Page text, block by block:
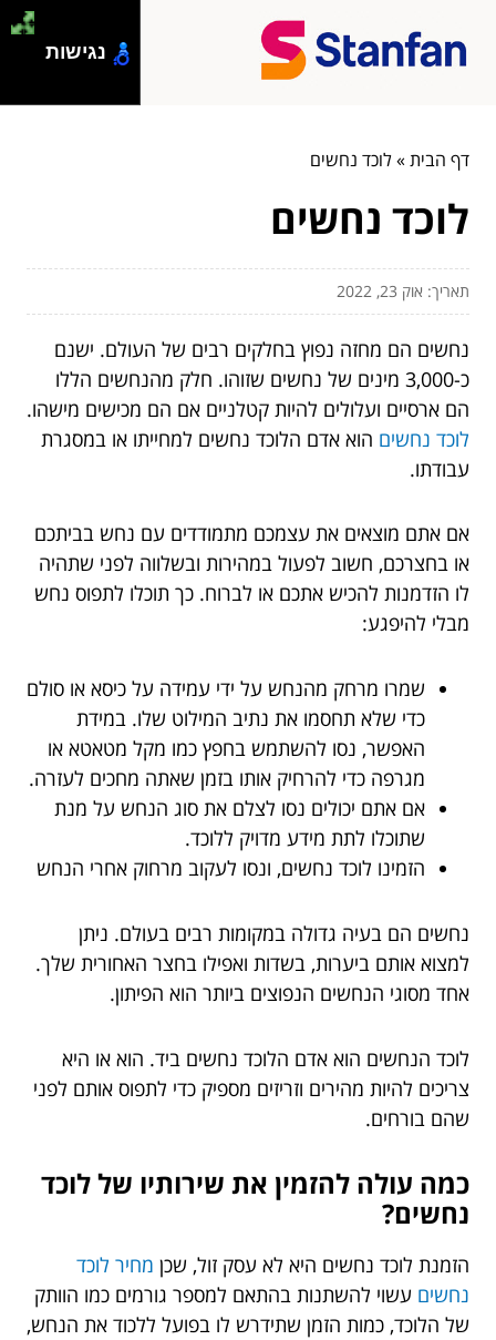
דף הבית»לוכד נחשים
לוכד נחשים
תאריך: אוק 23, 2022
נחשים הם מחזה נפוץ בחלקים רבים של העולם. ישנם
כ-3,000 מינים של נחשים שזוהו. חלק מהנחשים הללו
הם ארסיים ועלולים להיות קטלניים אם הם מכישים מישהו.
לוכד נחשים הוא אדם הלוכד נחשים למחייתו או במסגרת
עבודתו.
אם אתם מוצאים את עצמכם מתמודדים עם נחש בביתכם
או בחצרכם, חשוב לפעול במהירות ובשלווה לפני שתהיה
לו הזדמנות להכיש אתכם או לברוח. כך תוכלו לתפוס נחש
מבלי להיפגע:
שמרו מרחק מהנחש על ידי עמידה על כיסא או סולם
כדי שלא תחסמו את נתיב המילוט שלו. במידת
האפשר, נסו להשתמש בחפץ כמו מקל מטאטא או
מגרפה כדי להרחיק אותו בזמן שאתה מחכים לעזרה.
אם אתם יכולים נסו לצלם את סוג הנחש על מנת
שתוכלו לתת מידע מדויק ללוכד.
הזמינו לוכד נחשים, ונסו לעקוב מרחוק אחרי הנחש
נחשים הם בעיה גדולה במקומות רבים בעולם. ניתן
למצוא אותם ביערות, בשדות ואפילו בחצר האחורית שלך.
אחד מסוגי הנחשים הנפוצים ביותר הוא הפיתון.
לוכד הנחשים הוא אדם הלוכד נחשים ביד. הוא או היא
צריכים להיות מהירים וזריזים מספיק כדי לתפוס אותם לפני
שהם בורחים.
כמה עולה להזמין את שירותיו של לוכד
נחשים?
הזמנת לוכד נחשים היא לא עסק זול, שכן מחיר לוכד
נחשים עשוי להשתנות בהתאם למספר גורמים כמו הוותק
של הלוכד, כמות הזמן שתידרש לו בפועל ללכוד את הנחש,
נגישות